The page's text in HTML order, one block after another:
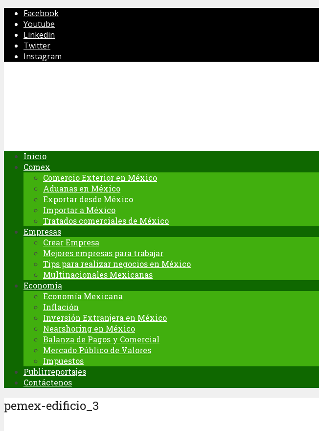
Facebook
Youtube
Linkedin
Twitter
Instagram
Inicio
Comex
Comercio Exterior en México
Aduanas en México
Exportar desde México
Importar a México
Tratados comerciales de México
Empresas
Crear Empresa
Mejores empresas para trabajar
Tips para realizar negocios en México
Multinacionales Mexicanas
Economía
Economía Mexicana
Inflación
Inversión Extranjera en México
Nearshoring en México
Balanza de Pagos y Comercial
Mercado Público de Valores
Impuestos
Publirreportajes
Contáctenos
pemex-edificio_3